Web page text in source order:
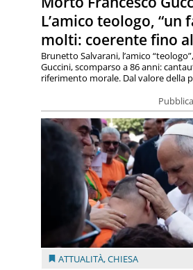
L’amico teologo, “un
molti: coerente fino
Brunetto Salvarani, l’amico
Guccini, scomparso a 86 anni:
riferimento morale. Dal valore della
ATTUALITÀ,CHIESA